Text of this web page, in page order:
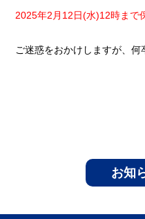
2025年2月12日(水)12時まで
ご迷惑をおかけしますが、何
お知